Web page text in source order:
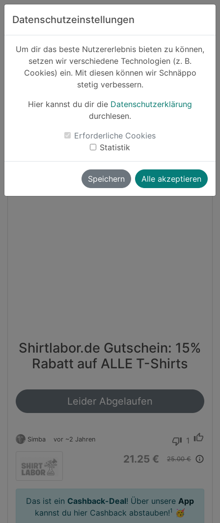
Zum Hauptinhalt springen
Datenschutzeinstellungen
Um dir das beste Nutzererlebnis bieten zu können,
setzen wir verschiedene Technologien (z. B.
Cookies) ein. Mit diesen können wir Schnäppo
stetig verbessern.
Hier kannst du dir die Datenschutzerklärung
durchlesen.
Erforderliche Cookies
Statistik
Speichern Alle akzeptieren
Suchen
Schnäppchen Sport und Freizeit
Cashback
Shirtlabor.de Gutschein: 15%
Rabatt auf ALLE T-Shirts
Leider Abgelaufen
Simba vor ~2 Jahren thumb_down 1 thumb_up
21.25 € 25.00 € info_outline
Das ist ein Cashback-Deal! Über unsere App
kannst du hier Cashback abstauben!1 🥳